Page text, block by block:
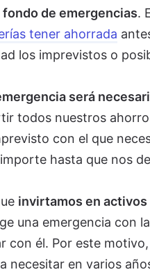
de emergencias.
tener ahorrada
los imprevistos o
será
todos nuestros
con el que
hasta que nos
invirtamos en
una emergencia con
con él. Por este
necesitar en varios